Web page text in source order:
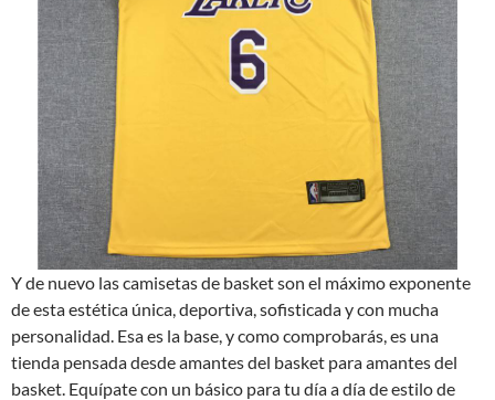
Y de nuevo las camisetas de basket son el máximo exponente
de esta estética única, deportiva, sofisticada y con mucha
personalidad. Esa es la base, y como comprobarás, es una
tienda pensada desde amantes del basket para amantes del
basket. Equípate con un básico para tu día a día de estilo de